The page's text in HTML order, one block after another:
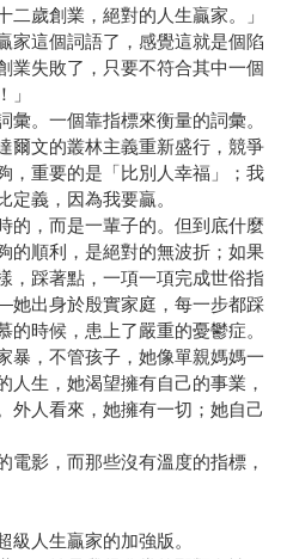
歲創業，絕對的人生贏家。」
家這個詞語了，感覺這就是個陷
業失敗了，只要不符合其中一個
」
彙。一個靠指標來衡量的詞彙。
爾文的叢林主義重新盛行，競爭
重要的是「比別人幸福」；我
定義，因為我要贏。
的，而是一輩子的。但到底什麼
的順利，是絕對的無波折；如果
，踩著點，一項一項完成世俗指
出身於殷實家庭，每一步都踩
時候，患上了嚴重的憂鬱症。
暴，不管孩子，她像單親媽媽一
人生，她渴望擁有自己的事業，
外人看來，她擁有一切；她自己
電影，而那些沒有溫度的指標，
人生贏家的加強版。